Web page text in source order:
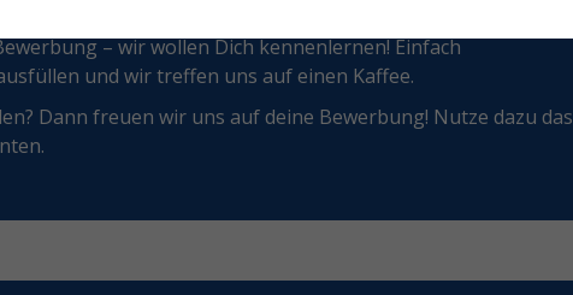
– wir wollen Dich kennenlernen! Einfach
und wir treffen uns auf einen Kaffee.
Dann freuen wir uns auf deine Bewerbung! Nutze dazu das